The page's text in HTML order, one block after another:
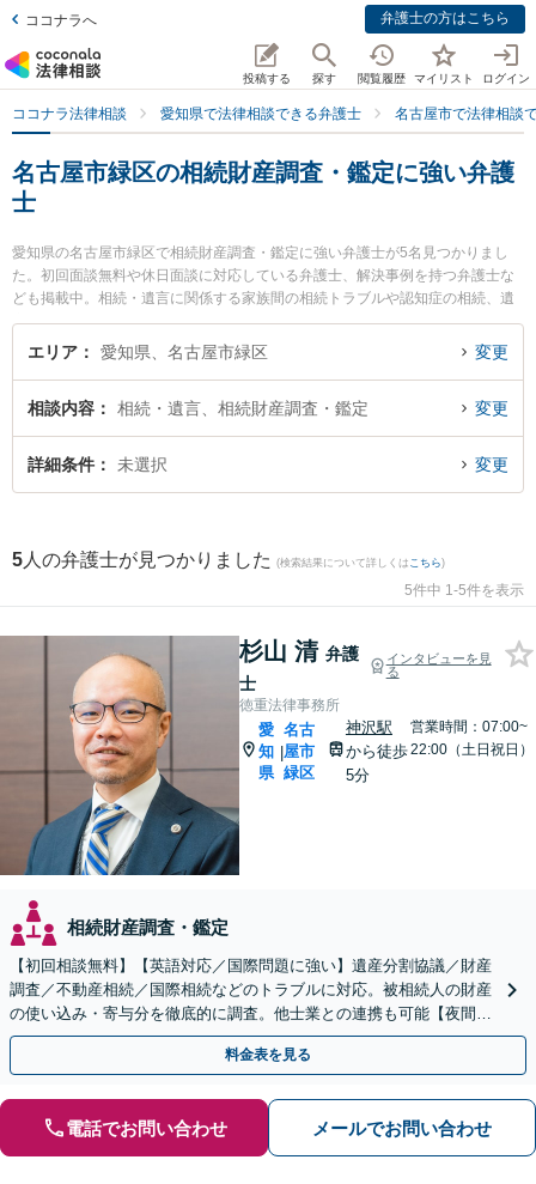
ココナラへ 弁護士の方はこちら
投稿する 探す 閲覧履歴 マイリスト ログイン
ココナラ法律相談 愛知県で法律相談できる弁護士 名古屋市で法律相談
名古屋市緑区の相続財産調査・鑑定に強い弁護
士
愛知県の名古屋市緑区で相続財産調査・鑑定に強い弁護士が5名見つかりまし
た。初回面談無料や休日面談に対応している弁護士、解決事例を持つ弁護士な
ども掲載中。相続・遺言に関係する家族間の相続トラブルや認知症の相続、遺
産分割等の細かな分野での絞り込み検索もでき便利です。特に徳重法律事務所
の杉山 清弁護士やさんずい法律事務所の山田 瑞樹弁護士、緑オリーブ法律事務
ブルを今すぐに弁護士に相談したい』『相続財産調査・鑑定のトラブル解決の
実績豊富な近くの弁護士を検索したい』『初回相談無料で相続財産調査・鑑定
を法律相談できる名古屋市緑区内の弁護士に相談予約したい』などでお困りの
エリア 愛知県、名古屋市緑区 変更
相談内容 相続・遺言、相続財産調査・鑑定 変更
詳細条件 未選択 変更
5 人の弁護士が見つかりました (検索結果について詳しくは こちら)
5件中 1-5件を表示
杉山 清 弁護
士
インタビューを見
る
徳重法律事務所
愛
知
県
|
名古
屋市
緑区
神沢駅
から徒歩
5分
営業時間：07:00~
22:00（土日祝日）
相続財産調査・鑑定
【初回相談無料】【英語対応／国際問題に強い】遺産分割協議／財産
調査／不動産相続／国際相続などのトラブルに対応。被相続人の財産
の使い込み・寄与分を徹底的に調査。他士業との連携も可能【夜間・
休日面談】【出張サービスあり】【徳重駅／神沢駅5分】
料金表を見る
電話でお問い合わせ メールでお問い合わせ